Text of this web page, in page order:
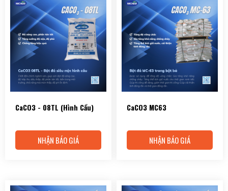
CaCO3 - 08TL (Hình Cầu)
NHẬN BÁO GIÁ
CaCO3 MC63
NHẬN BÁO GIÁ